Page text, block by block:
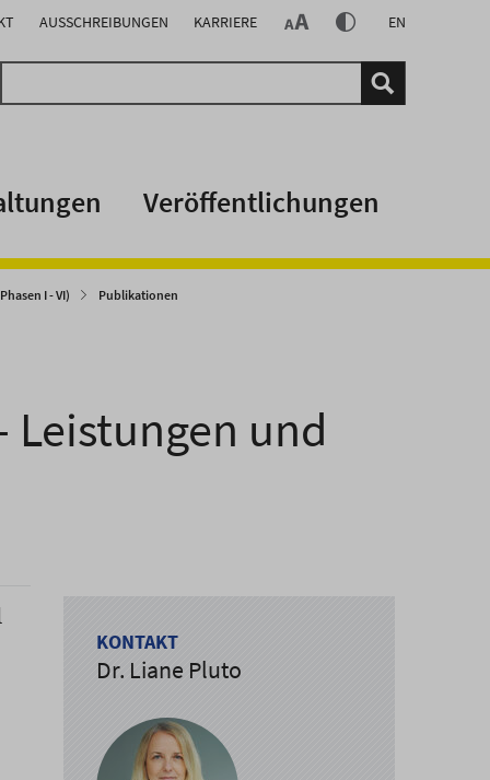
AUSSCHREIBUNGEN KARRIERE EN
Veröffentlichungen
I - VI) Publikationen
und
KONTAKT
Dr. Liane Pluto